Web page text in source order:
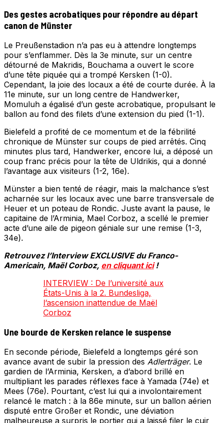
Des gestes acrobatiques pour répondre au départ
canon de Münster
Le Preußenstadion n’a pas eu à attendre longtemps
pour s’enflammer. Dès la 3e minute, sur un centre
détourné de Makridis, Bouchama a ouvert le score
d’une tête piquée qui a trompé Kersken (1-0).
Cependant, la joie des locaux a été de courte durée. À la
11e minute, sur un long centre de Handwerker,
Momuluh a égalisé d’un geste acrobatique, propulsant le
ballon au fond des filets d’une extension du pied (1-1).
Bielefeld a profité de ce momentum et de la fébrilité
chronique de Münster sur coups de pied arrêtés. Cinq
minutes plus tard, Handwerker, encore lui, a déposé un
coup franc précis pour la tête de Uldrikis, qui a donné
l’avantage aux visiteurs (1-2, 16e).
Münster a bien tenté de réagir, mais la malchance s’est
acharnée sur les locaux avec une barre transversale de
Heuer et un poteau de Rondic. Juste avant la pause, le
capitaine de l’Arminia, Mael Corboz, a scellé le premier
acte d’une aile de pigeon géniale sur une remise (1-3,
34e).
Retrouvez l’Interview EXCLUSIVE du Franco-
Americain, Maël Corboz, en cliquant ici!
INTERVIEW : De l’université aux
États-Unis à la 2. Bundesliga,
l’ascension inattendue de Maël
Corboz
Une bourde de Kersken relance le suspense
En seconde période, Bielefeld a longtemps géré son
avance avant de subir la pression des Adlerträger. Le
gardien de l’Arminia, Kersken, a d’abord brillé en
multipliant les parades réflexes face à Yamada (74e) et
Mees (76e). Pourtant, c’est lui qui a involontairement
relancé le match : à la 86e minute, sur un ballon aérien
disputé entre Großer et Rondic, une déviation
malheureuse a surpris le portier qui a laissé filer le cuir